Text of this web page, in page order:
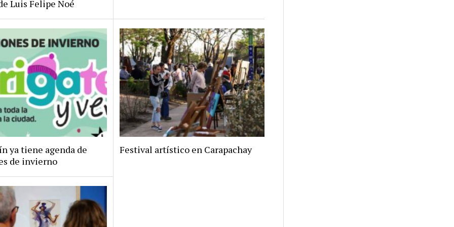
Luis Felipe Noé
ya tiene agenda de
de invierno
Festival artístico en Carapachay